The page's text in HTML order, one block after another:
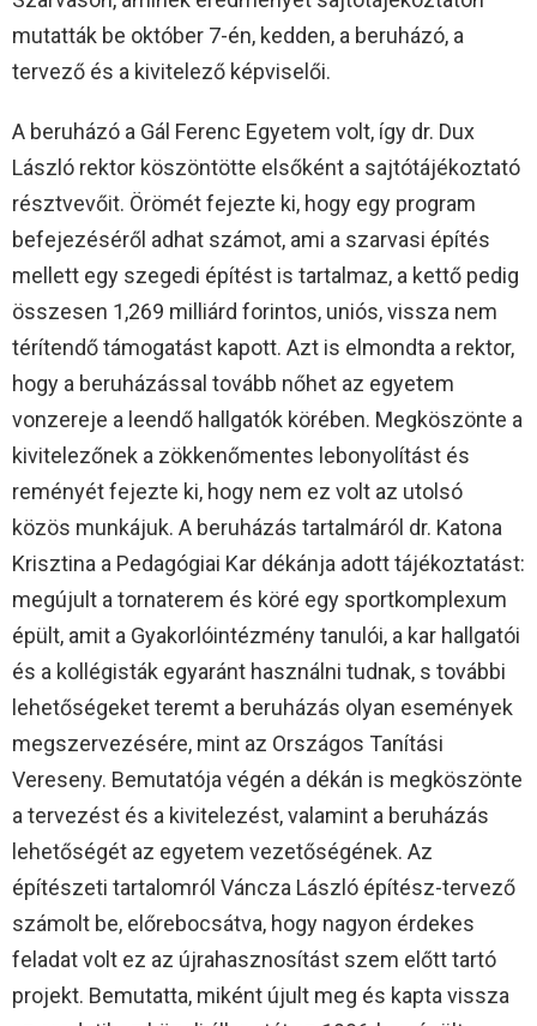
mutatták be október 7-én, kedden, a beruházó, a
tervező és a kivitelező képviselői.
A beruházó a Gál Ferenc Egyetem volt, így dr. Dux
László rektor köszöntötte elsőként a sajtótájékoztató
résztvevőit. Örömét fejezte ki, hogy egy program
befejezéséről adhat számot, ami a szarvasi építés
mellett egy szegedi építést is tartalmaz, a kettő pedig
összesen 1,269 milliárd forintos, uniós, vissza nem
térítendő támogatást kapott. Azt is elmondta a rektor,
hogy a beruházással tovább nőhet az egyetem
vonzereje a leendő hallgatók körében. Megköszönte a
kivitelezőnek a zökkenőmentes lebonyolítást és
reményét fejezte ki, hogy nem ez volt az utolsó
közös munkájuk. A beruházás tartalmáról dr. Katona
Krisztina a Pedagógiai Kar dékánja adott tájékoztatást:
megújult a tornaterem és köré egy sportkomplexum
épült, amit a Gyakorlóintézmény tanulói, a kar hallgatói
és a kollégisták egyaránt használni tudnak, s további
lehetőségeket teremt a beruházás olyan események
megszervezésére, mint az Országos Tanítási
Vereseny. Bemutatója végén a dékán is megköszönte
a tervezést és a kivitelezést, valamint a beruházás
lehetőségét az egyetem vezetőségének. Az
építészeti tartalomról Váncza László építész-tervező
számolt be, előrebocsátva, hogy nagyon érdekes
feladat volt ez az újrahasznosítást szem előtt tartó
projekt. Bemutatta, miként újult meg és kapta vissza